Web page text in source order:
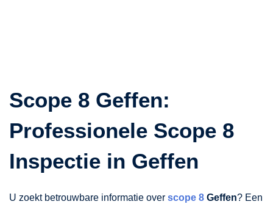
Scope 8 Geffen:
Professionele Scope 8
Inspectie in Geffen
U zoekt betrouwbare informatie over scope 8 Geffen? Een